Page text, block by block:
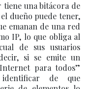
una bitácora de
dueño puede tener,
emanan de una red
IP, lo que obliga al
de sus usuarios
si se emite un
para todos”
de que